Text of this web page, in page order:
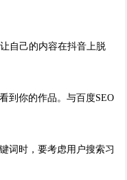
自己的内容在抖音上脱
到你的作品。与百度SEO
词时，要考虑用户搜索习